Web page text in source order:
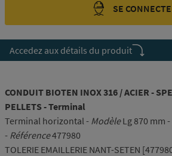
SE
Accedez aux détails du produit
CONDUIT BIOTEN INOX 316 / ACIER -
PELLETS - Terminal
Terminal horizontal - ModèleLg 870 mm -
- Référence477980
TOLERIE EMAILLERIE NANT-SETEN